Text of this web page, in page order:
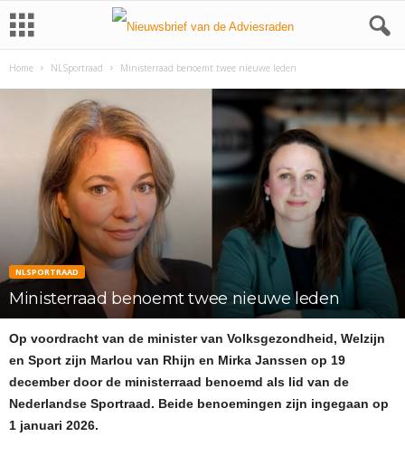
Home NLSportraad Ministerraad benoemt twee nieuwe leden
NLSPORTRAAD
Ministerraad benoemt twee nieuwe leden
Op voordracht van de minister van Volksgezondheid, Welzijn
en Sport zijn Marlou van Rhijn en Mirka Janssen op 19
december door de ministerraad benoemd als lid van de
Nederlandse Sportraad. Beide benoemingen zijn ingegaan op
1 januari 2026.